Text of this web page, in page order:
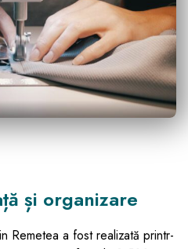
și organizare
Remetea a fost realizată printr-